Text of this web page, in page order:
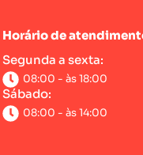
Horário de
Segunda a sexta:
08:00 - às 18:00
Sábado:
08:00 - às 14:00